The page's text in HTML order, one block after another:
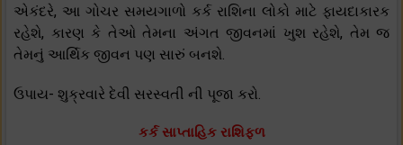
એકંદરે, આ ગોચર સમયગાળો કર્ક રાશિના લોકો માટે ફાયદાકારક
રહેશે, કારણ કે તેઓ તેમના અંગત જીવનમાં ખુશ રહેશે, તેમ જ
તેમનું આર્થિક જીવન પણ સારું બનશે.
ઉપાય- શુક્રવારે દેવી સરસ્વતી ની પૂજા કરો.
કર્ક સાપ્તાહિક રાશિફળ